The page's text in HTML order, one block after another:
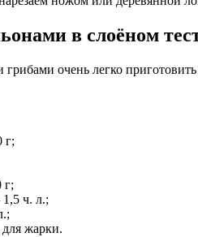
в слоёном
очень легко
г;
г;
ч. л.;
жарки.